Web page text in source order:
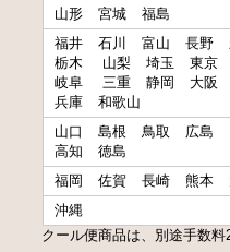
山形
宮城 福島
福井
石川 富山 長野
栃木
山梨 埼玉 東京
岐阜
三重 静岡 大阪
兵庫
和歌山
山口 島根 鳥取 広島
高知
徳島
福岡 佐賀 長崎 熊本
沖縄
クール便商品は、別途手数料